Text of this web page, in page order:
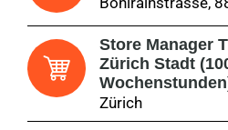
Store Manager
Zürich Stadt
Zürich